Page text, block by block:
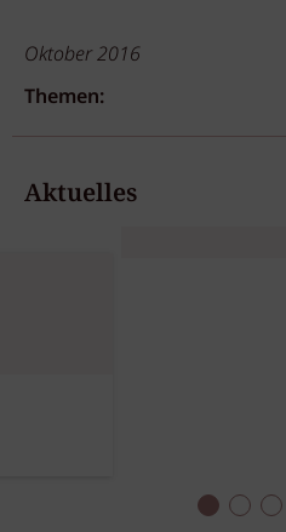
Oktober 2016
Themen:
Aktuelles